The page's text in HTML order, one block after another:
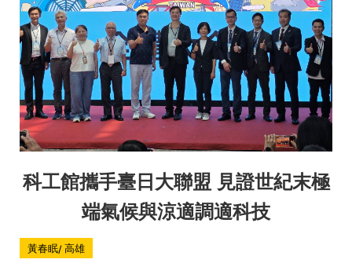
科工館攜手臺日大聯盟 見證世紀末極
端氣候與涼適調適科技
黃春眠/ 高雄